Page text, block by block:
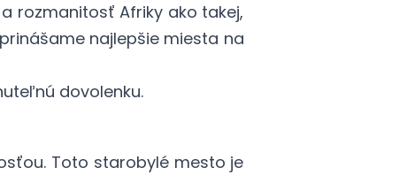
rozmanitosť Afriky ako takej,
najlepšie miesta na
dovolenku.
Toto starobylé mesto je